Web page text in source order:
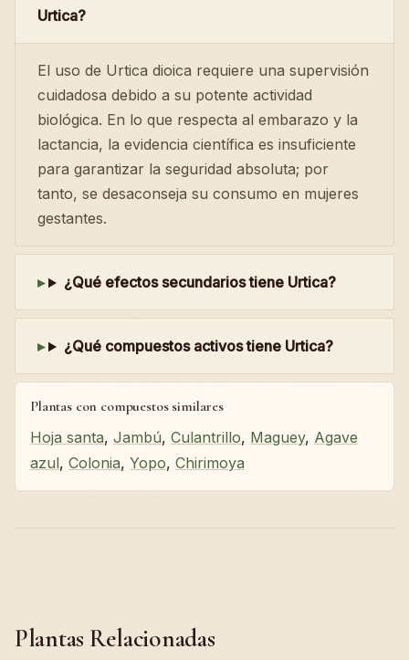
Urtica?
El uso de Urtica dioica requiere una supervisión
cuidadosa debido a su potente actividad
biológica. En lo que respecta al embarazo y la
lactancia, la evidencia científica es insuficiente
para garantizar la seguridad absoluta; por
tanto, se desaconseja su consumo en mujeres
gestantes.
¿Qué efectos secundarios tiene Urtica?
¿Qué compuestos activos tiene Urtica?
Plantas con compuestos similares
Hoja santa, Jambú, Culantrillo, Maguey, Agave
azul, Colonia, Yopo, Chirimoya
Plantas Relacionadas